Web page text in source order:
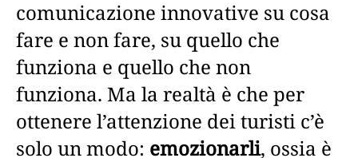
comunicazione innovative su cosa
fare e non fare, su quello che
funziona e quello che non
funziona. Ma la realtà è che per
ottenere l’attenzione dei turisti c’è
solo un modo: emozionarli, ossia è